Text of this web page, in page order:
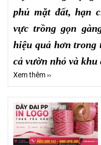
phủ mặt đất, hạn
vực trồng gọn
hiệu quả hơn trong
cả vườn nhỏ và khu
Xem thêm ››